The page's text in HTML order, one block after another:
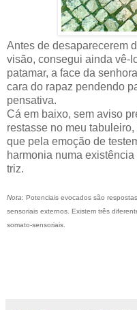
Antes de desaparecerem
visão, consegui ainda vê-
patamar, a face da
cara do rapaz pendendo
pensativa.
Cá em baixo, sem aviso
restasse no meu
que pela emoção de
harmonia numa
triz.
Nota: Potenciais evocados são
sensoriais externos. Existem três
somato-sensoriais